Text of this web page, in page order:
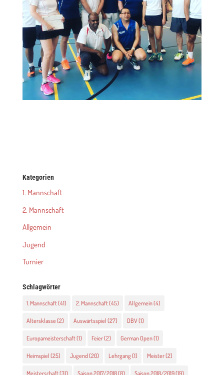
Kategorien
1. Mannschaft
2. Mannschaft
Allgemein
Jugend
Turnier
Schlagwörter
1. Mannschaft(41) 2. Mannschaft(45) Allgemein(4)
Altersklasse (2) Auswärtsspiel (27) DBV(1)
Europameisterschaft(1) Feier(2) German Open(1)
Heimspiel (25) Jugend(20) Lehrgang(1) Meister(2)
Meisterschaft(31) Saison 2017/2018(8) Saison 2018/2019(19)